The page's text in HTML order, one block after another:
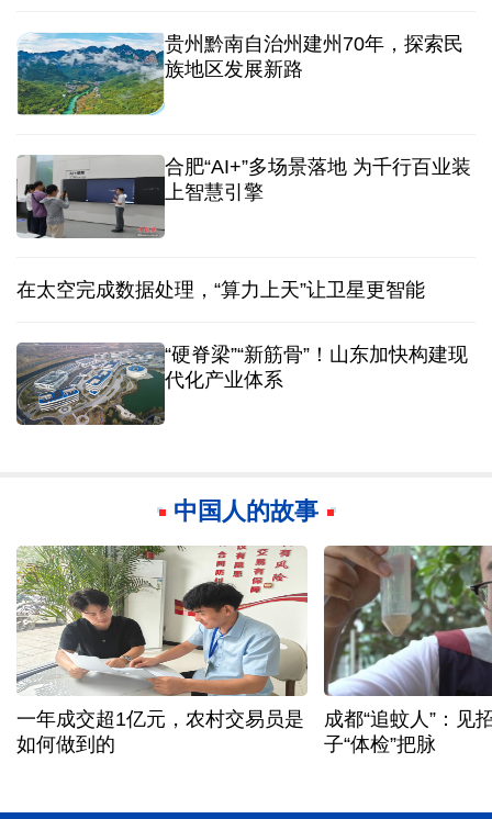
贵州黔南自治州建州70年，探索民
族地区发展新路
合肥“AI+”多场景落地 为千行百业装
上智慧引擎
在太空完成数据处理，“算力上天”让卫星更智能
“硬脊梁”“新筋骨”！山东加快构建现
代化产业体系
中国人的故事
成都“追蚊人”：见招拆招，为蚊
子“体检”把脉
痛心！丘峻宇壮
岁，7月他刚刚勇